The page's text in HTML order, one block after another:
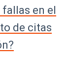
fallas en el
de citas